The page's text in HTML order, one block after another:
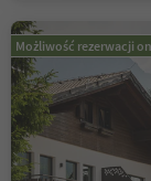
Możliwość rezerwacji